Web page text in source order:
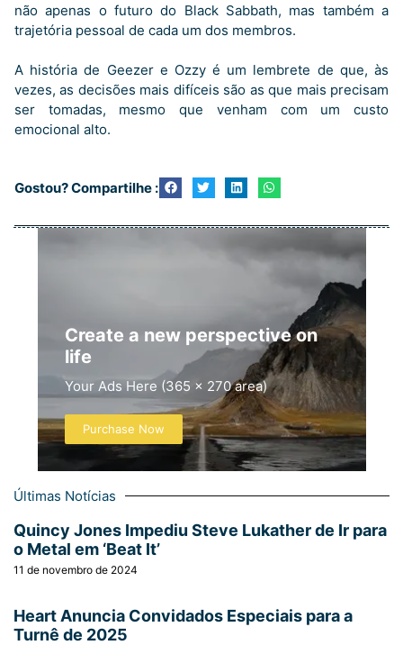
não apenas o futuro do Black Sabbath, mas também a
trajetória pessoal de cada um dos membros.
A história de Geezer e Ozzy é um lembrete de que, às
vezes, as decisões mais difíceis são as que mais precisam
ser tomadas, mesmo que venham com um custo
emocional alto.
Gostou? Compartilhe :
Create a new perspective on
life
Your Ads Here (365 x 270 area)
Purchase Now
Últimas Notícias
Quincy Jones Impediu Steve Lukather de Ir para
o Metal em ‘Beat It’
11 de novembro de 2024
Heart Anuncia Convidados Especiais para a
Turnê de 2025